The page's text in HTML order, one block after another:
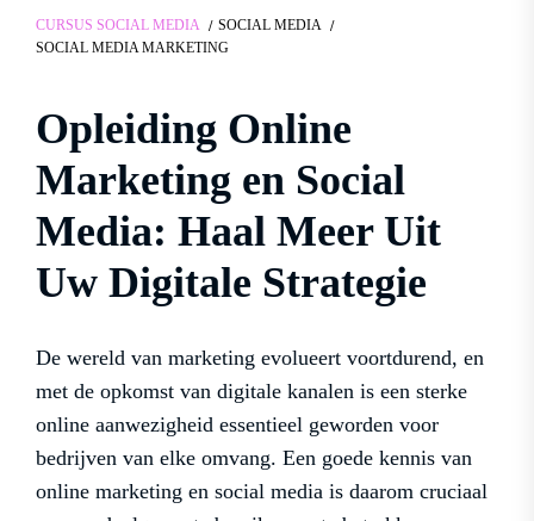
CURSUS SOCIAL MEDIA
SOCIAL MEDIA
SOCIAL MEDIA MARKETING
Opleiding Online
Marketing en Social
Media: Haal Meer Uit
Uw Digitale Strategie
De wereld van marketing evolueert voortdurend, en
met de opkomst van digitale kanalen is een sterke
online aanwezigheid essentieel geworden voor
bedrijven van elke omvang. Een goede kennis van
online marketing en social media is daarom cruciaal